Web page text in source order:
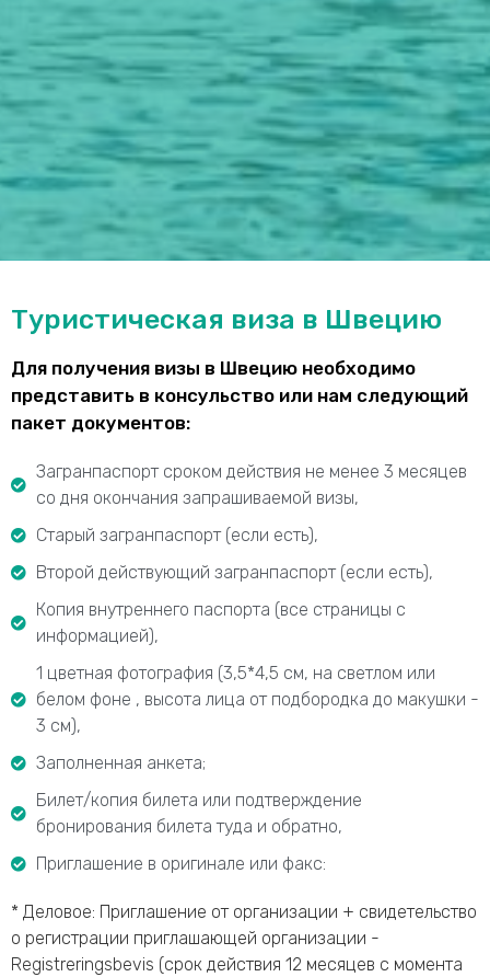
Туристическая виза в Швецию
Для получения визы в Швецию необходимо
представить в консульство или нам следующий
пакет документов:
Загранпаспорт сроком действия не менее 3 месяцев
со дня окончания запрашиваемой визы,
Старый загранпаспорт (если есть),
Второй действующий загранпаспорт (если есть),
Копия внутреннего паспорта (все страницы с
информацией),
1 цветная фотография (3,5*4,5 см, на светлом или
белом фоне , высота лица от подбородка до макушки -
3 см),
Заполненная анкета;
Билет/копия билета или подтверждение
бронирования билета туда и обратно,
Приглашение в оригинале или факс:
* Деловое: Приглашение от организации + свидетельство
о регистрации приглашающей организации -
Registreringsbevis (срок действия 12 месяцев с момента